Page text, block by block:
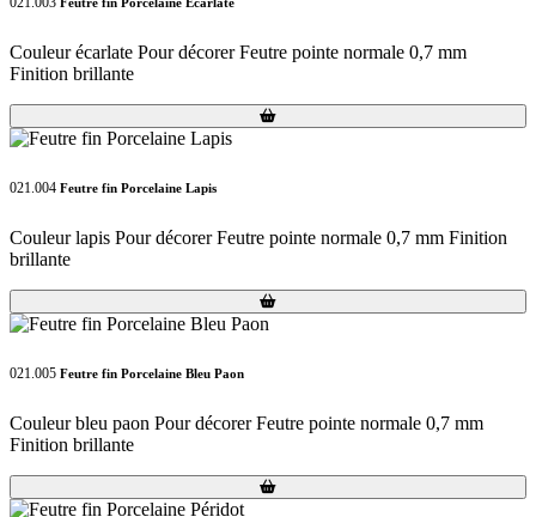
Feutre fin Porcelaine Ecarlate
Couleur écarlate Pour décorer Feutre pointe normale 0,7 mm
Finition brillante
Loading...
Loading...
021.004 Feutre fin Porcelaine Lapis
Couleur lapis Pour décorer Feutre pointe normale 0,7 mm Finition
brillante
Loading...
Loading...
021.005 Feutre fin Porcelaine Bleu Paon
Couleur bleu paon Pour décorer Feutre pointe normale 0,7 mm
Finition brillante
Loading...
Loading...